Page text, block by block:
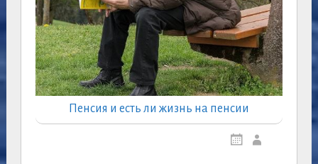
Пенсия и есть ли жизнь на пенсии